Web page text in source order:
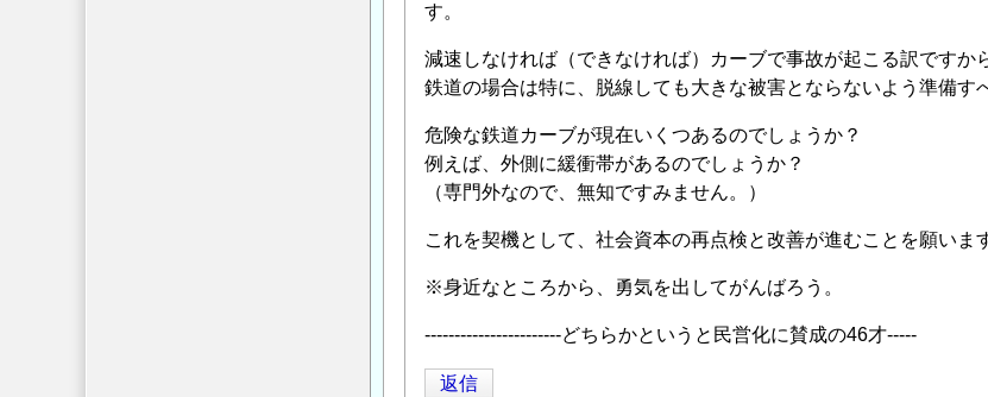
す。
減速しなければ（できなければ）カーブで事故が起こる訳ですか
鉄道の場合は特に、脱線しても大きな被害とならないよう準備す
危険な鉄道カーブが現在いくつあるのでしょうか？
例えば、外側に緩衝帯があるのでしょうか？
（専門外なので、無知ですみません。）
これを契機として、社会資本の再点検と改善が進むことを願いま
※身近なところから、勇気を出してがんばろう。
-----------------------どちらかというと民営化に賛成の46才-----
返信